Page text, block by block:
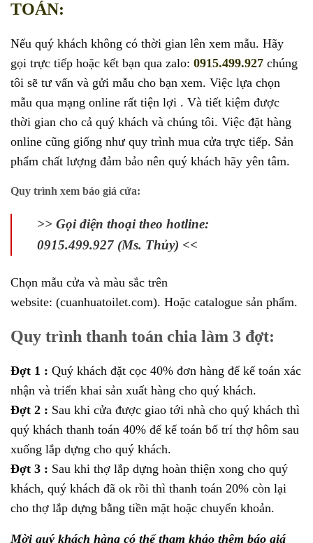
TOÁN:
Nếu quý khách không có thời gian lên xem mẫu. Hãy
gọi trực tiếp hoặc kết bạn qua zalo: 0915.499.927 chúng
tôi sẽ tư vấn và gửi mẫu cho bạn xem. Việc lựa chọn
mẫu qua mạng online rất tiện lợi . Và tiết kiệm được
thời gian cho cả quý khách và chúng tôi. Việc đặt hàng
online cũng giống như quy trình mua cửa trực tiếp. Sản
phẩm chất lượng đảm bảo nên quý khách hãy yên tâm.
Quy trình xem báo giá cửa:
>> Gọi điện thoại theo hotline:
0915.499.927 (Ms. Thủy) <<
Chọn mẫu cửa và màu sắc trên
website: (cuanhuatoilet.com). Hoặc catalogue sản phẩm.
Quy trình thanh toán chia làm 3 đợt:
Đợt 1 : Quý khách đặt cọc 40% đơn hàng để kế toán xác
nhận và triển khai sản xuất hàng cho quý khách.
Đợt 2 : Sau khi cửa được giao tới nhà cho quý khách thì
quý khách thanh toán 40% để kế toán bố trí thợ hôm sau
xuống lắp dựng cho quý khách.
Đợt 3 : Sau khi thợ lắp dựng hoàn thiện xong cho quý
khách, quý khách đã ok rồi thì thanh toán 20% còn lại
cho thợ lắp dựng bằng tiền mặt hoặc chuyển khoản.
Mời quý khách hàng có thể tham khảo thêm báo giá